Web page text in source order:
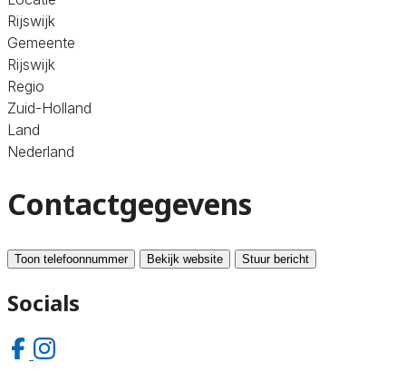
Rijswijk
Gemeente
Rijswijk
Regio
Zuid-Holland
Land
Nederland
Contactgegevens
Toon telefoonnummer Bekijk website Stuur bericht
Socials